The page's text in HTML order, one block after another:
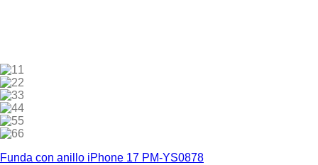
1
2
3
4
5
6
Funda con anillo iPhone 17 PM-YS0878